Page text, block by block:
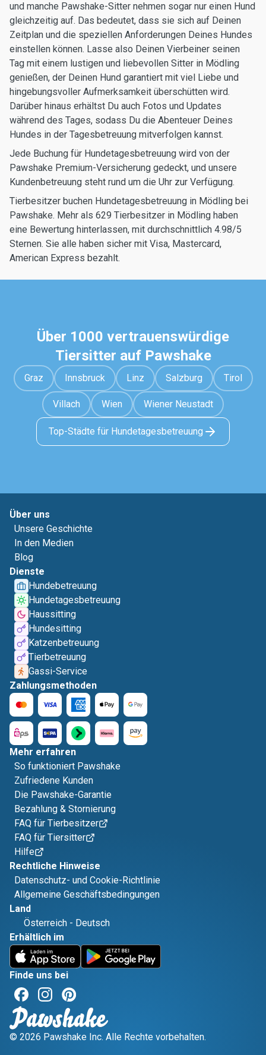
und manche Pawshake-Sitter nehmen sogar nur einen Hund
gleichzeitig auf. Das bedeutet, dass sie sich auf Deinen
Zeitplan und die speziellen Anforderungen Deines Hundes
einstellen können. Lasse also Deinen Vierbeiner seinen
Tag mit einem lustigen und liebevollen Sitter in Mödling
genießen, der Deinen Hund garantiert mit viel Liebe und
hingebungsvoller Aufmerksamkeit überschütten wird.
Darüber hinaus erhältst Du auch Fotos und Updates
während des Tages, sodass Du die Abenteuer Deines
Hundes in der Tagesbetreuung mitverfolgen kannst.
Jede Buchung für Hundetagesbetreuung wird von der
Pawshake Premium-Versicherung gedeckt, und unsere
Kundenbetreuung steht rund um die Uhr zur Verfügung.
Tierbesitzer buchen Hundetagesbetreuung in Mödling bei
Pawshake. Mehr als 629 Tierbesitzer in Mödling haben
eine Bewertung hinterlassen, mit durchschnittlich 4.98/5
Sternen. Sie alle haben sicher mit Visa, Mastercard,
American Express bezahlt.
Über 1000 vertrauenswürdige
Tiersitter auf Pawshake
Graz Innsbruck Linz Salzburg Tirol
Villach Wien Wiener Neustadt
Top-Städte für Hundetagesbetreuung
Über uns
Unsere Geschichte
In den Medien
Blog
Dienste
Hundebetreuung
Hundetagesbetreuung
Haussitting
Hundesitting
Katzenbetreuung
Tierbetreuung
Gassi-Service
Zahlungsmethoden
Mehr erfahren
So funktioniert Pawshake
Zufriedene Kunden
Die Pawshake-Garantie
Bezahlung & Stornierung
FAQ für Tierbesitzer
FAQ für Tiersitter
Hilfe
Rechtliche Hinweise
Datenschutz- und Cookie-Richtlinie
Allgemeine Geschäftsbedingungen
Land
Österreich - Deutsch
Erhältlich im
Finde uns bei
© 2026 Pawshake Inc. Alle Rechte vorbehalten.